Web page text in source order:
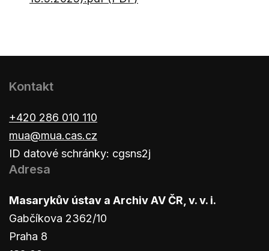
Kontakt
+420 286 010 110
mua@mua.cas.cz
ID datové schránky: cgsns2j
Adresa
Masarykův ústav a Archiv AV ČR, v. v. i.
Gabčíkova 2362/10
Praha 8